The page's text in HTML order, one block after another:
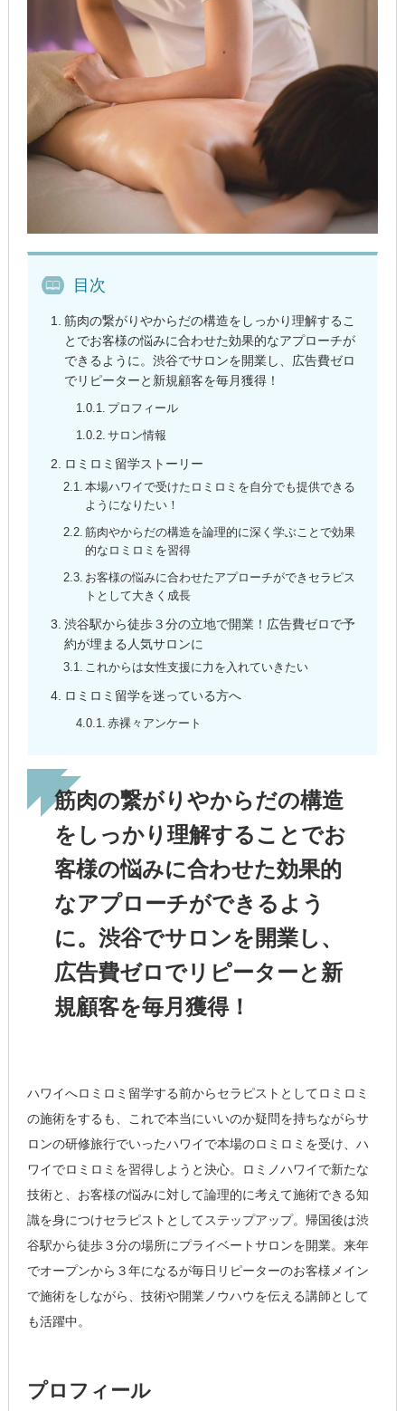
目次
筋肉の繋がりやからだの構造をしっかり理解するこ
とでお客様の悩みに合わせた効果的なアプローチが
できるように。渋谷でサロンを開業し、広告費ゼロ
でリピーターと新規顧客を毎月獲得！
プロフィール
サロン情報
ロミロミ留学ストーリー
本場ハワイで受けたロミロミを自分でも提供できる
ようになりたい！
筋肉やからだの構造を論理的に深く学ぶことで効果
的なロミロミを習得
お客様の悩みに合わせたアプローチができセラピス
トとして大きく成長
渋谷駅から徒歩３分の立地で開業！広告費ゼロで予
約が埋まる人気サロンに
これからは女性支援に力を入れていきたい
ロミロミ留学を迷っている方へ
赤裸々アンケート
筋肉の繋がりやからだの構造
をしっかり理解することでお
客様の悩みに合わせた効果的
なアプローチができるよう
に。渋谷でサロンを開業し、
広告費ゼロでリピーターと新
規顧客を毎月獲得！
ハワイへロミロミ留学する前からセラピストとしてロミロミ
の施術をするも、これで本当にいいのか疑問を持ちながらサ
ロンの研修旅行でいったハワイで本場のロミロミを受け、ハ
ワイでロミロミを習得しようと決心。ロミノハワイで新たな
技術と、お客様の悩みに対して論理的に考えて施術できる知
識を身につけセラピストとしてステップアップ。帰国後は渋
谷駅から徒歩３分の場所にプライベートサロンを開業。来年
でオープンから３年になるが毎日リピーターのお客様メイン
で施術をしながら、技術や開業ノウハウを伝える講師として
も活躍中。
プロフィール